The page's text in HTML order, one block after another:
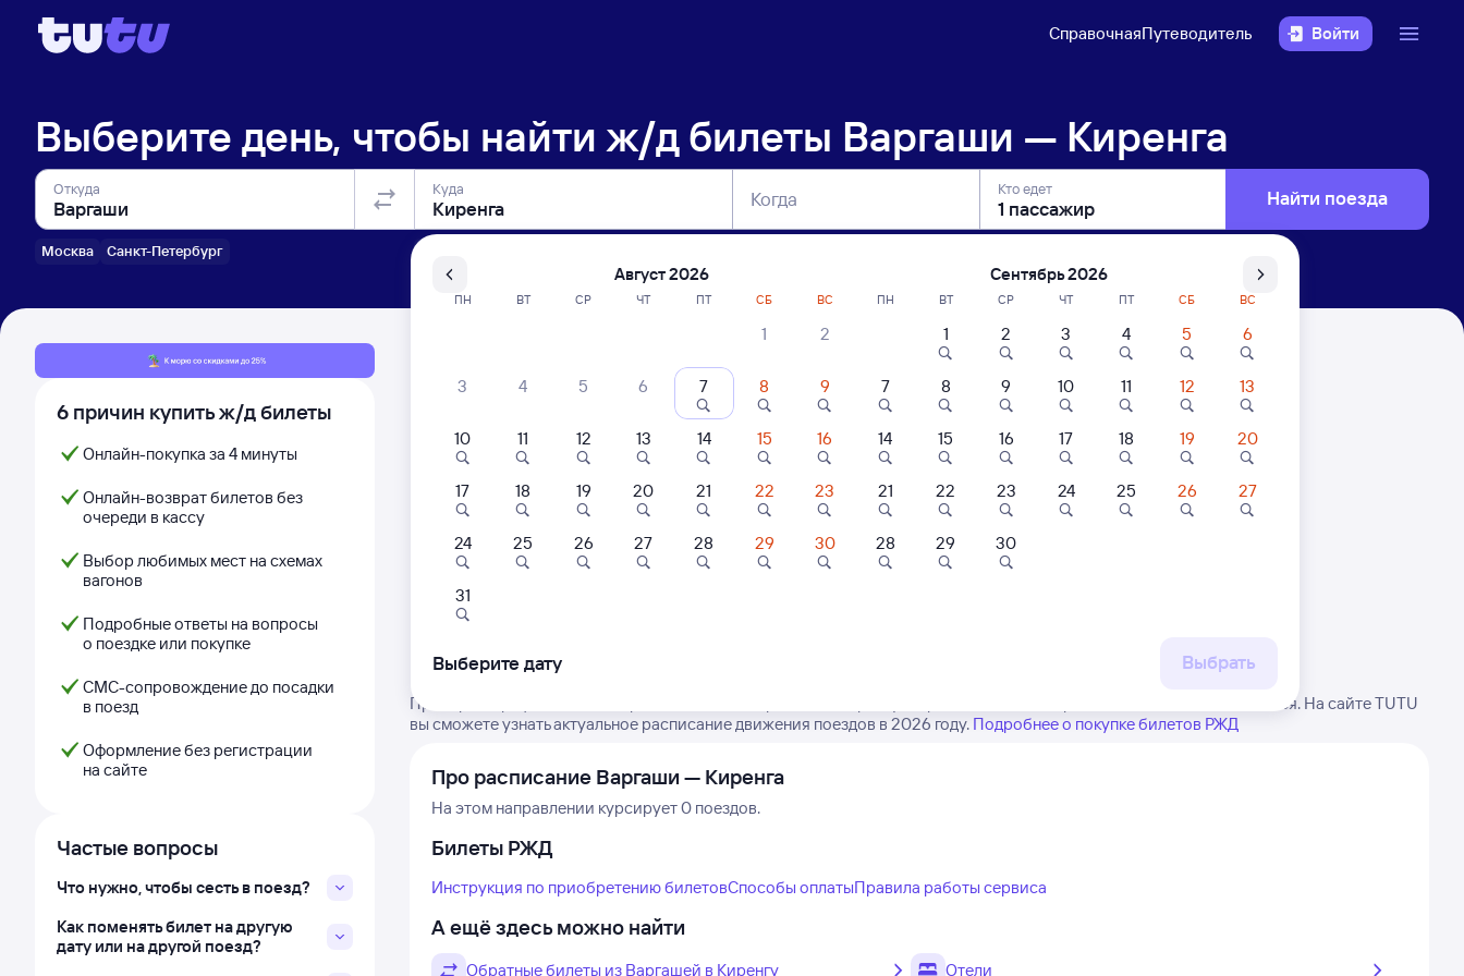
СправочнаяПутеводитель Войти
Выберите день, чтобы найти ж/д билеты Варгаши — Киренга
Откуда
Москва Санкт-Петербург
Куда Когда Кто едет Найти поезда
6 причин купить ж/д билеты
Онлайн-покупка за 4 минуты
Онлайн-возврат билетов без
очереди в кассу
Выбор любимых мест на схемах
вагонов
Подробные ответы на вопросы
о поездке или покупке
СМС-сопровождение до посадки
в поезд
Оформление без регистрации
на сайте
Частые вопросы
Что нужно, чтобы сесть в поезд?
Как поменять билет на другую
дату или на другой поезд?
Расписание поездов Варгаши — Киренга
Нет рейсов по этому маршруту
Проверьте график движения рейсов РЖД из Варгашей в Киренгу. Обратите внимание, расписание может измениться. На сайте TUTU
вы сможете узнать актуальное расписание движения поездов в 2026 году. Подробнее о покупке билетов РЖД
Про расписание Варгаши — Киренга
На этом направлении курсирует 0 поездов.
Билеты РЖД
Инструкция по приобретению билетовСпособы оплатыПравила работы сервиса
А ещё здесь можно найти
Обратные билеты из Варгашей в Киренгу Отели
Август 2026
ПН ВТ СР ЧТ ПТ СБ ВС
1 2
3 4 5 6 7 8 9
10 11 12 13 14 15 16
17 18 19 20 21 22 23
24 25 26 27 28 29 30
31
Сентябрь 2026
ПН ВТ СР ЧТ ПТ СБ ВС
1 2 3 4 5 6
7 8 9 10 11 12 13
14 15 16 17 18 19 20
21 22 23 24 25 26 27
28 29 30
Выберите дату Выбрать